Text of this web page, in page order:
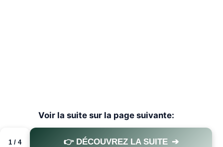
Voir la suite sur la page suivante:
1 / 4 👉 DÉCOUVREZ LA SUITE ➔